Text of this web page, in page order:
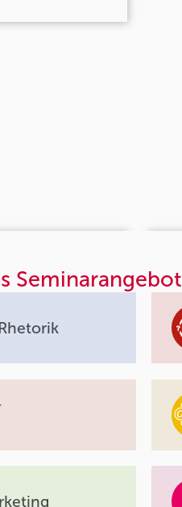
Seminarangebot